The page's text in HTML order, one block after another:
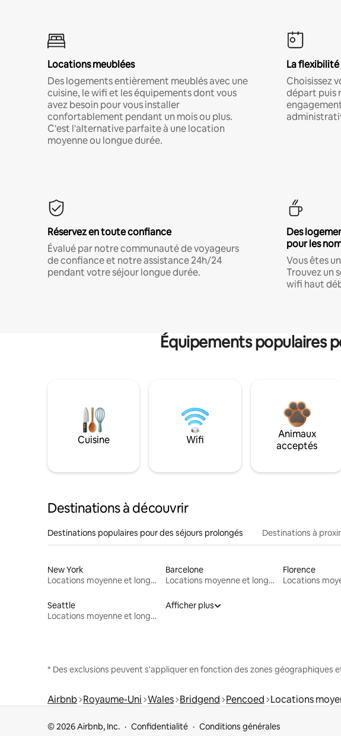
Locations meublées
Des logements entièrement meublés avec une
cuisine, le wifi et les équipements dont vous
avez besoin pour vous installer
confortablement pendant un mois ou plus.
C'est l'alternative parfaite à une location
moyenne ou longue durée.
La
Choisissez
départ puis
Réservez en toute confiance
Évalué par notre communauté de voyageurs
de confiance et notre assistance 24h/24
pendant votre séjour longue durée.
Des
pour les
Vous êtes
Trouvez un
wifi haut
Équipements populaires
Cuisine Wifi
Animaux
acceptés
Destinations à découvrir
Destinations populaires pour des séjours prolongés Destinations à
New York
Locations moyenne et longue durée
Barcelone
Locations moyenne et longue durée
Florence
Seattle
Locations moyenne et longue durée
Afficher plus
* Des exclusions peuvent s'appliquer en fonction des zones géographiques
Airbnb Royaume-Uni Wales Bridgend Pencoed Locations
© 2026 Airbnb, Inc. Confidentialité Conditions générales